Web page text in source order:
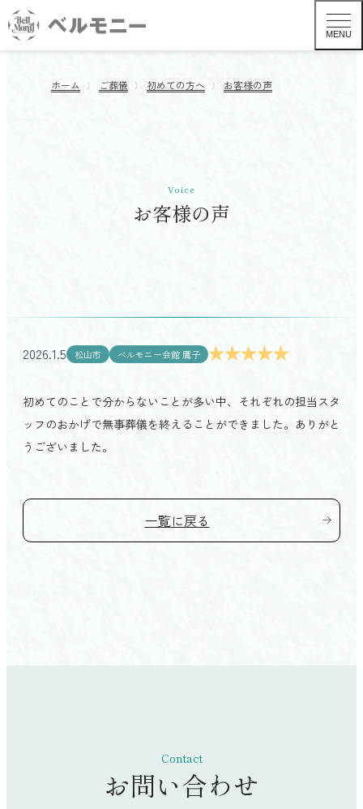
MENU
葬儀形式から探す TOP
一般葬
プライベートホール縁（ゆかり）
社葬・団体葬
会館を探す TOP
愛媛県
松山市
松前町
土佐市
初めての方へ TOP
よくあるご質問
選ばれる4つの理由
人形供養祭
ホーム ご葬儀 初めての方へ お客様の声
Voice
お客様の声
2026.1.5 松山市 ベルモニー会館 鷹子
初めてのことで分からないことが多い中、それぞれの担当スタ
ッフのおかげで無事葬儀を終えることができました。ありがと
うございました。
一覧に戻る
Contact
お問い合わせ